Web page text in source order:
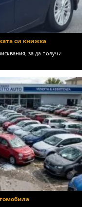
си книжка
за да получи